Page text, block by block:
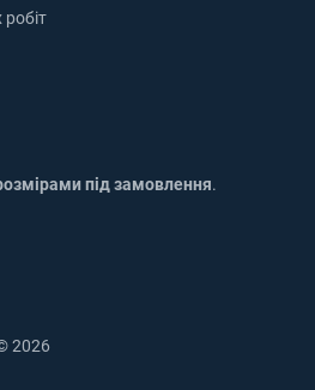
під замовлення.
2026